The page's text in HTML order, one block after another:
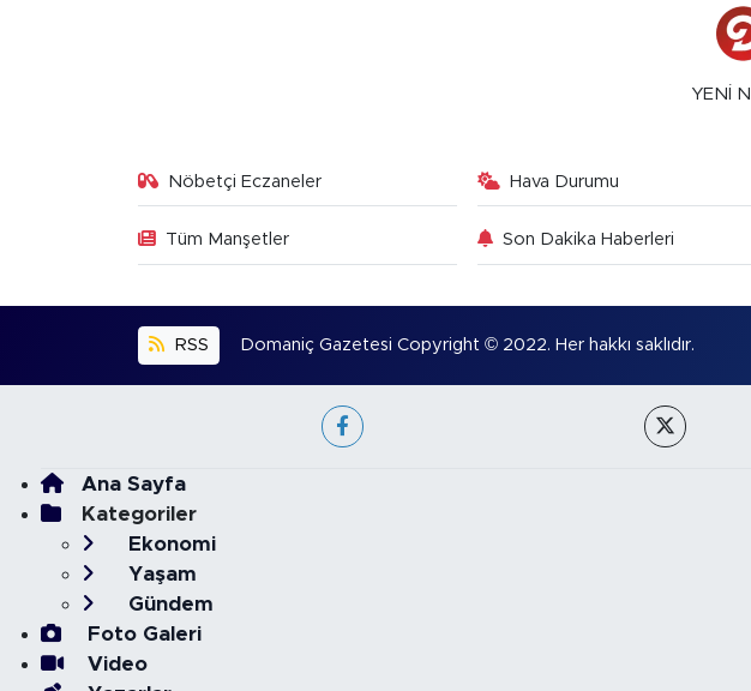
YENİ
Nöbetçi Eczaneler Hava Durumu
Tüm Manşetler Son Dakika Haberleri
RSS Domaniç Gazetesi Copyright © 2022. Her hakkı saklıdır.
Ana Sayfa
Kategoriler
Ekonomi
Yaşam
Gündem
Foto Galeri
Video